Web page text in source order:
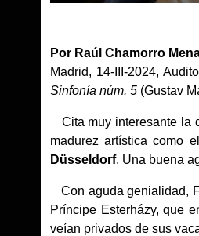
Por Raúl Chamorro
Madrid, 14-III-2024,
Sinfonía núm. 5 (Gustav
Cita muy interesante la
madurez artística como
Düsseldorf. Una buena
Con aguda genialidad,
Príncipe Esterházy, que
veían privados de sus